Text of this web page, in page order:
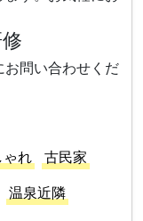
問い合わせくだ
ゃれ
古民家
温泉近隣